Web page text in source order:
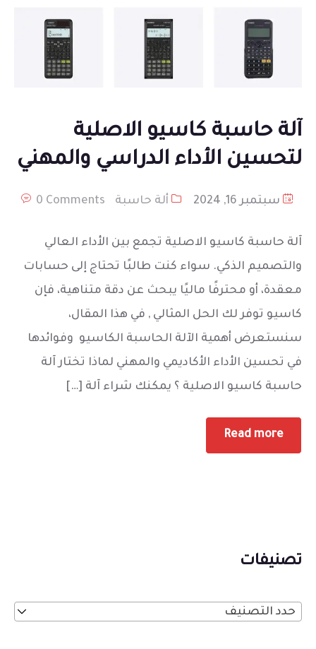
آلة حاسبة كاسيو الاصلية
لتحسين الأداء الدراسي والمهني
سبتمبر 16, 2024 ألة حاسبة 0 Comments
آلة حاسبة كاسيو الاصلية تجمع بين الأداء العالي
والتصميم الذكي. سواء كنت طالبًا تحتاج إلى حسابات
معقدة، أو محترفًا ماليًا يبحث عن دقة متناهية، فإن
كاسيو توفر لك الحل المثالي , في هذا المقال،
سنستعرض أهمية الآلة الحاسبة الكاسيو وفوائدها
في تحسين الأداء الأكاديمي والمهني لماذا تختار آلة
حاسبة كاسيو الاصلية ؟ يمكنك شراء آلة […]
Read more
تصنيفات
حدد التصنيف